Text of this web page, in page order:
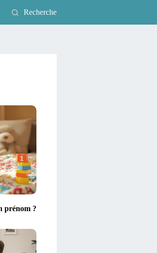
Recherche
prénom ?